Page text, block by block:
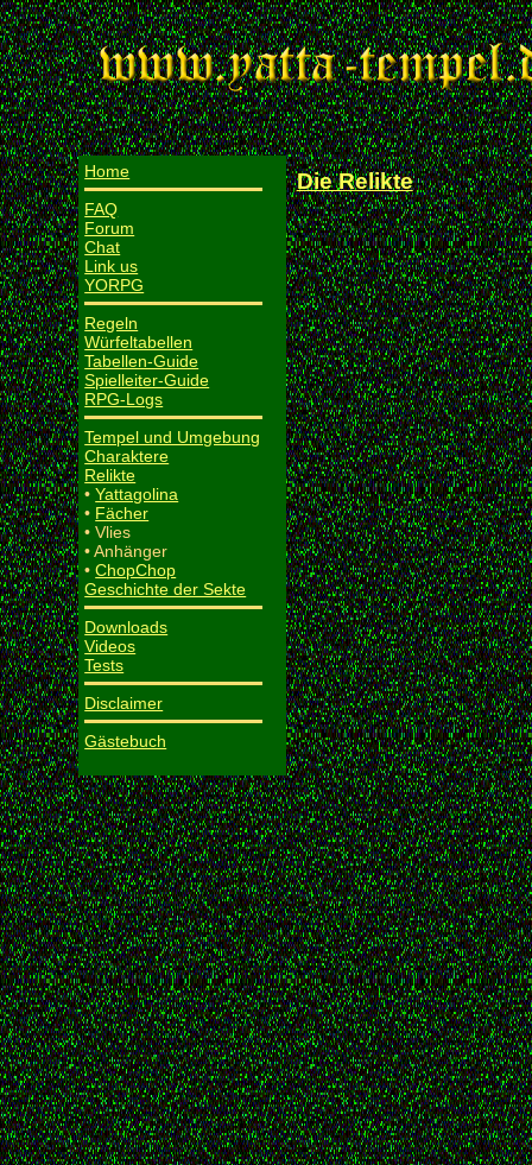
Home
FAQ
Forum
Chat
Link us
YORPG
Regeln
Würfeltabellen
Tabellen-Guide
Spielleiter-Guide
RPG-Logs
Tempel und Umgebung
Charaktere
Relikte
•Yattagolina
• Fächer
• Vlies
• Anhänger
•ChopChop
Geschichte der Sekte
Downloads
Videos
Tests
Disclaimer
Gästebuch
Die Relikte